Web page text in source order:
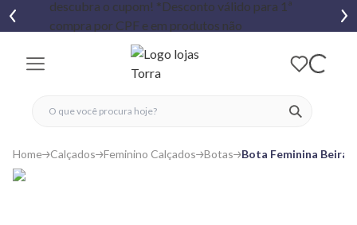
ver
fechar menu
fechar menu
favoritos
Home Calçados Feminino Calçados Botas Bota Feminina Beira